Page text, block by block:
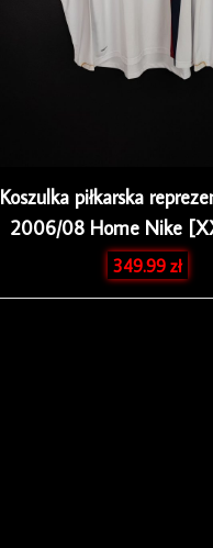
Koszulka piłkarska
2006/08 Home Nike
349.99zł